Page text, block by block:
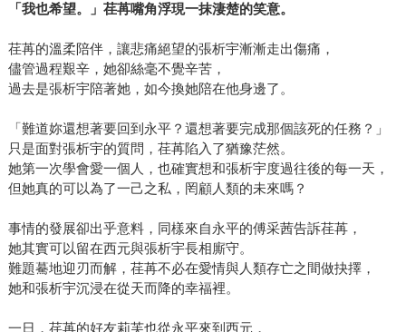
「我也希望。」荏苒嘴角浮現一抹淒楚的笑意。
荏苒的溫柔陪伴，讓悲痛絕望的張析宇漸漸走出傷痛，
儘管過程艱辛，她卻絲毫不覺辛苦，
過去是張析宇陪著她，如今換她陪在他身邊了。
「難道妳還想著要回到永平？還想著要完成那個該死的任務？」
只是面對張析宇的質問，荏苒陷入了猶豫茫然。
她第一次學會愛一個人，也確實想和張析宇度過往後的每一天，
但她真的可以為了一己之私，罔顧人類的未來嗎？
事情的發展卻出乎意料，同樣來自永平的傅采茜告訴荏苒，
她其實可以留在西元與張析宇長相廝守。
難題驀地迎刃而解，荏苒不必在愛情與人類存亡之間做抉擇，
她和張析宇沉浸在從天而降的幸福裡。
一日，荏苒的好友莉芙也從永平來到西元，